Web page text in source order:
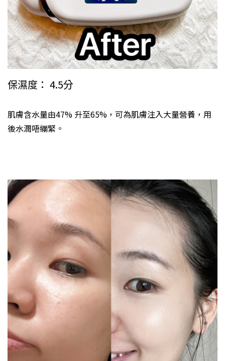
保濕度： 4.5分
肌膚含水量由47% 升至65%，可為肌膚注入大量營養，用
後水潤唔繃緊。